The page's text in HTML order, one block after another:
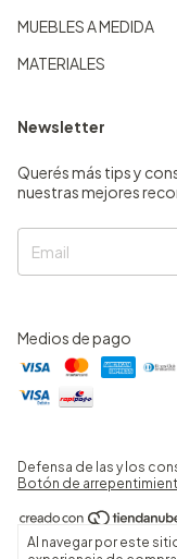
Al navegar por este
MUEBLES A MEDIDA
MATERIALES
Newsletter
Querés más tips y
nuestras mejores
Medios de pago
Defensa de las y los
Botón de
Copyright Belgrano